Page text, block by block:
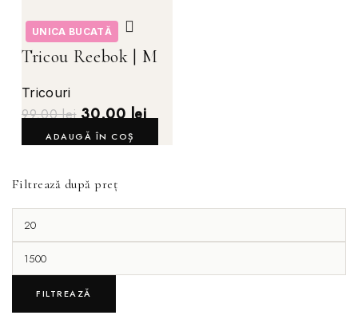
Filtrează după preț
FILTREAZĂ
UNICA BUCATĂ
Tricou Reebok | M
Tricouri
99,00lei 30,00lei
ADAUGĂ ÎN COȘ